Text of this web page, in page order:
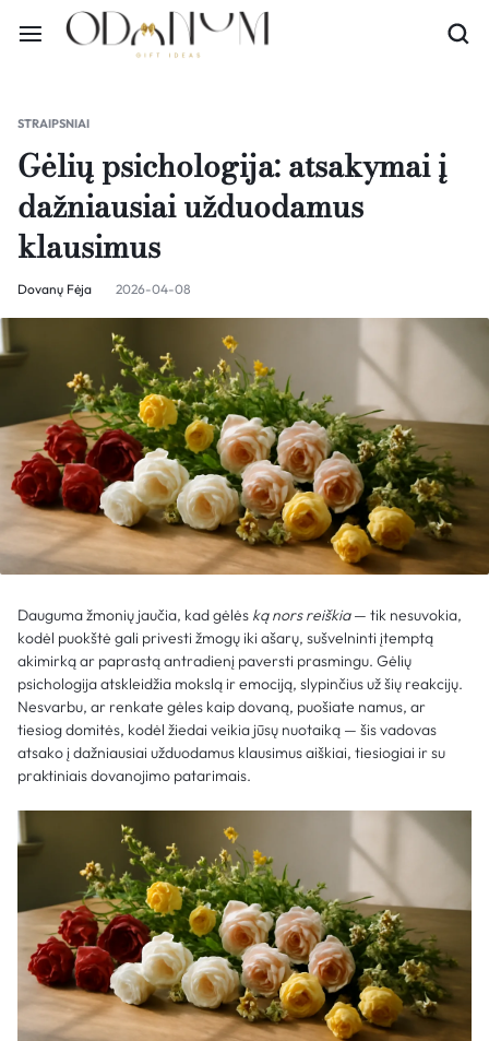
STRAIPSNIAI
Gėlių psichologija: atsakymai į
dažniausiai užduodamus
klausimus
Dovanų Fėja 2026-04-08
Dauguma žmonių jaučia, kad gėlės ką nors reiškia— tik nesuvokia,
kodėl puokštė gali privesti žmogų iki ašarų, sušvelninti įtemptą
akimirką ar paprastą antradienį paversti prasmingu. Gėlių
psichologija atskleidžia mokslą ir emociją, slypinčius už šių reakcijų.
Nesvarbu, ar renkate gėles kaip dovaną, puošiate namus, ar
tiesiog domitės, kodėl žiedai veikia jūsų nuotaiką — šis vadovas
atsako į dažniausiai užduodamus klausimus aiškiai, tiesiogiai ir su
praktiniais dovanojimo patarimais.